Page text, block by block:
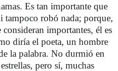
Es tan importante que
tampoco robó nada; porque,
importantes, él es
diría el poeta, un hombre
la palabra. No durmió en
pero sí, muchas